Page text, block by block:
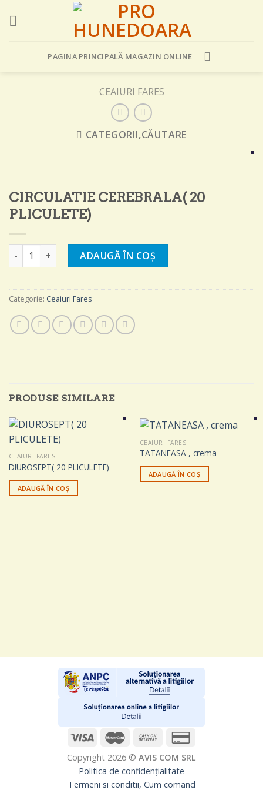
PAGINA PRINCIPALĂ MAGAZIN ONLINE
CEAIURI FARES
CATEGORII,CĂUTARE
CIRCULATIE CEREBRALA( 20
PLICULETE)
Cantitate CIRCULATIE CEREBRALA( 20 PLICULETE)
ADAUGĂ ÎN COȘ
Categorie: Ceaiuri Fares
PRODUSE SIMILARE
CEAIURI FARES
DIUROSEPT( 20 PLICULETE)
ADAUGĂ ÎN COȘ
CEAIURI FARES
TATANEASA , crema
ADAUGĂ ÎN COȘ
Copyright 2026 © AVIS COM SRL
Politica de confidențialitate
Termeni si conditii, Cum comand